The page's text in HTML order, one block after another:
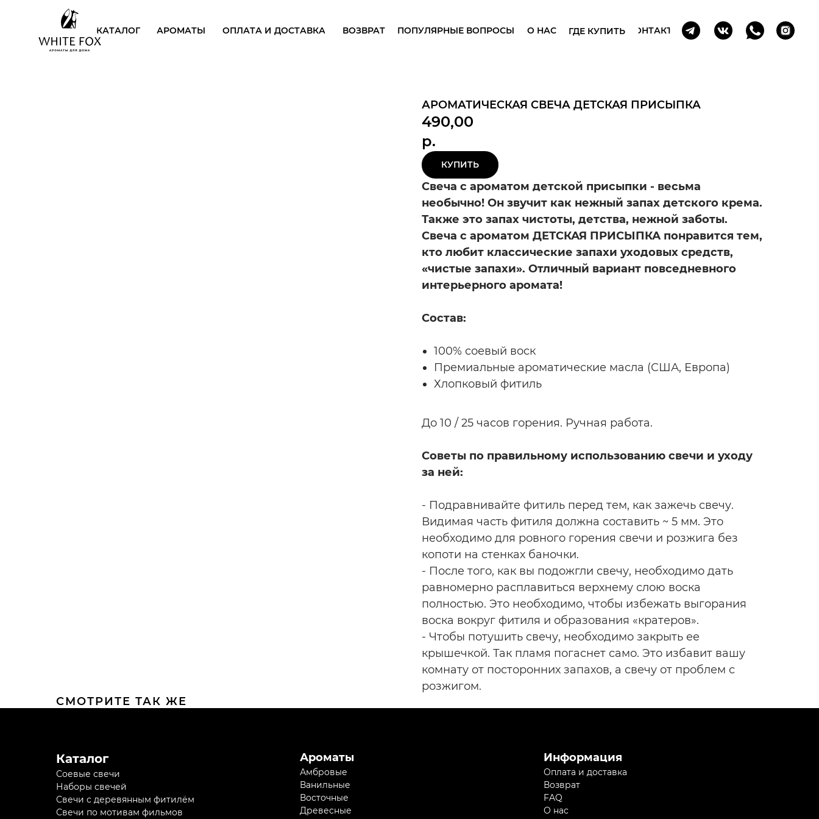
КАТАЛОГ ОПЛАТА И ДОСТАВКА ВОЗВРАТ ПОПУЛЯРНЫЕ ВОПРОСЫ О НАС КОНТАКТЫ
АРОМАТЫ ГДЕ КУПИТЬ
АРОМАТИЧЕСКАЯ СВЕЧА ДЕТСКАЯ ПРИСЫПКА
490,00
р.
КУПИТЬ
Свеча с ароматом детской присыпки - весьма
необычно! Он звучит как нежный запах детского крема.
Также это запах чистоты, детства, нежной заботы.
Свеча с ароматом ДЕТСКАЯ ПРИСЫПКА понравится тем,
кто любит классические запахи уходовых средств,
«чистые запахи». Отличный вариант повседневного
интерьерного аромата!
Состав:
100% соевый воск
Премиальные ароматические масла (США, Европа)
Хлопковый фитиль
До 10 / 25 часов горения. Ручная работа.
Советы по правильному использованию свечи и уходу
за ней:
- Подравнивайте фитиль перед тем, как зажечь свечу.
Видимая часть фитиля должна составить ~ 5 мм. Это
необходимо для ровного горения свечи и розжига без
копоти на стенках баночки.
- После того, как вы подожгли свечу, необходимо дать
равномерно расплавиться верхнему слою воска
полностью. Это необходимо, чтобы избежать выгорания
воска вокруг фитиля и образования «кратеров».
- Чтобы потушить свечу, необходимо закрыть ее
крышечкой. Так пламя погаснет само. Это избавит вашу
комнату от посторонних запахов, а свечу от проблем с
розжигом.
СМОТРИТЕ ТАК ЖЕ
Каталог
Соевые свечи
Наборы свечей
Свечи с деревянным фитилём
Свечи по мотивам фильмов
Ароматы
Амбровые
Ванильные
Восточные
Древесные
Информация
Оплата и доставка
Возврат
FAQ
О нас